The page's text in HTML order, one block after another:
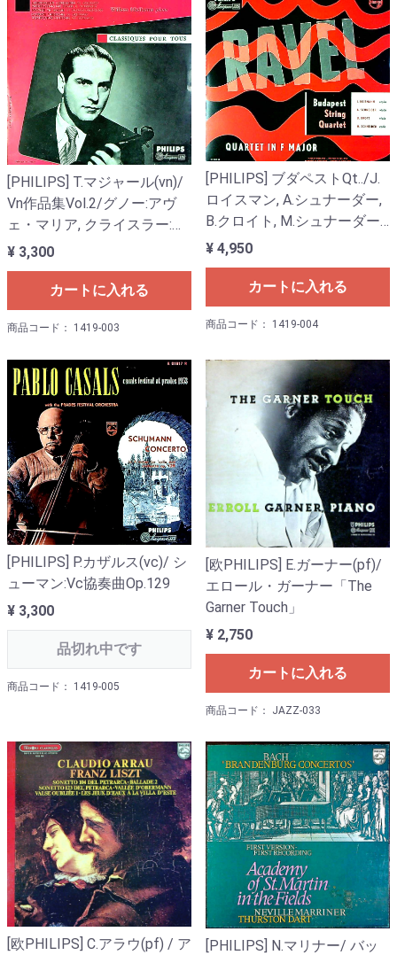
[PHILIPS] T.マジャール(vn)/
Vn作品集Vol.2/グノー:アヴ
ェ・マリア, クライスラー:愛
の喜び, 愛の悲しみ, ウィーン
奇想曲, マスネ:タイスの瞑想
曲, コルサコフ:太陽への讃歌
他
¥ 3,300
カートに入れる
商品コード： 1419-003
[PHILIPS] ブダペストQt../J.
ロイスマン, A.シュナーダー,
B.クロイト, M.シュナーダー /
ラヴェル:弦楽四重奏曲 ヘ長
調
¥ 4,950
カートに入れる
商品コード： 1419-004
[PHILIPS] P.カザルス(vc)/ シ
ューマン:Vc協奏曲Op.129
¥ 3,300
品切れ中です
商品コード： 1419-005
[欧PHILIPS] E.ガーナー(pf)/
エロール・ガーナー「The
Garner Touch」
¥ 2,750
カートに入れる
商品コード： JAZZ-033
[欧PHILIPS] C.アラウ(pf) / ア
[PHILIPS] N.マリナー/ バッ